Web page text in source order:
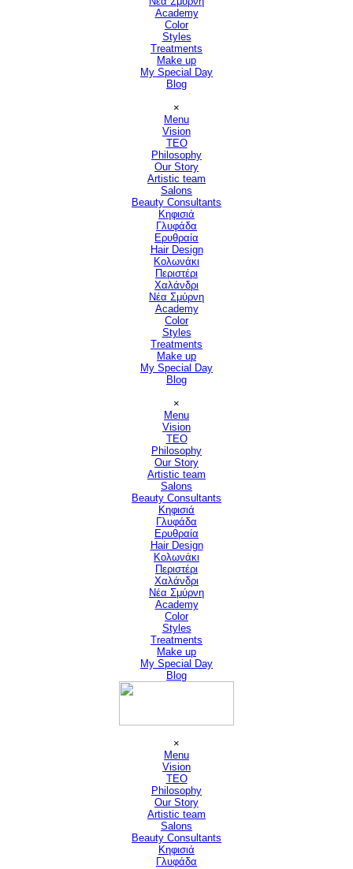
Academy
Color
Styles
Treatments
Make up
My Special Day
Blog
×
Menu
Vision
TEO
Philosophy
Our Story
Artistic team
Salons
Beauty Consultants
Κηφισιά
Γλυφάδα
Ερυθραία
Hair Design▼
Κολωνάκι
Περιστέρι
Χαλάνδρι
Νέα Σμύρνη
Academy
Color
Styles
Treatments
Make up
My Special Day
Blog
×
Menu
Vision
TEO
Philosophy
Our Story
Artistic team
Salons
Beauty Consultants
Κηφισιά
Γλυφάδα
Ερυθραία
Hair Design▼
Κολωνάκι
Περιστέρι
Χαλάνδρι
Νέα Σμύρνη
Academy
Color
Styles
Treatments
Make up
My Special Day
Blog
×
Menu
Vision
TEO
Philosophy
Our Story
Artistic team
Salons
Beauty Consultants
Κηφισιά
Γλυφάδα